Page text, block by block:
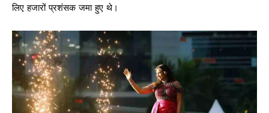
लिए हजारों प्रशंसक जमा हुए थे।